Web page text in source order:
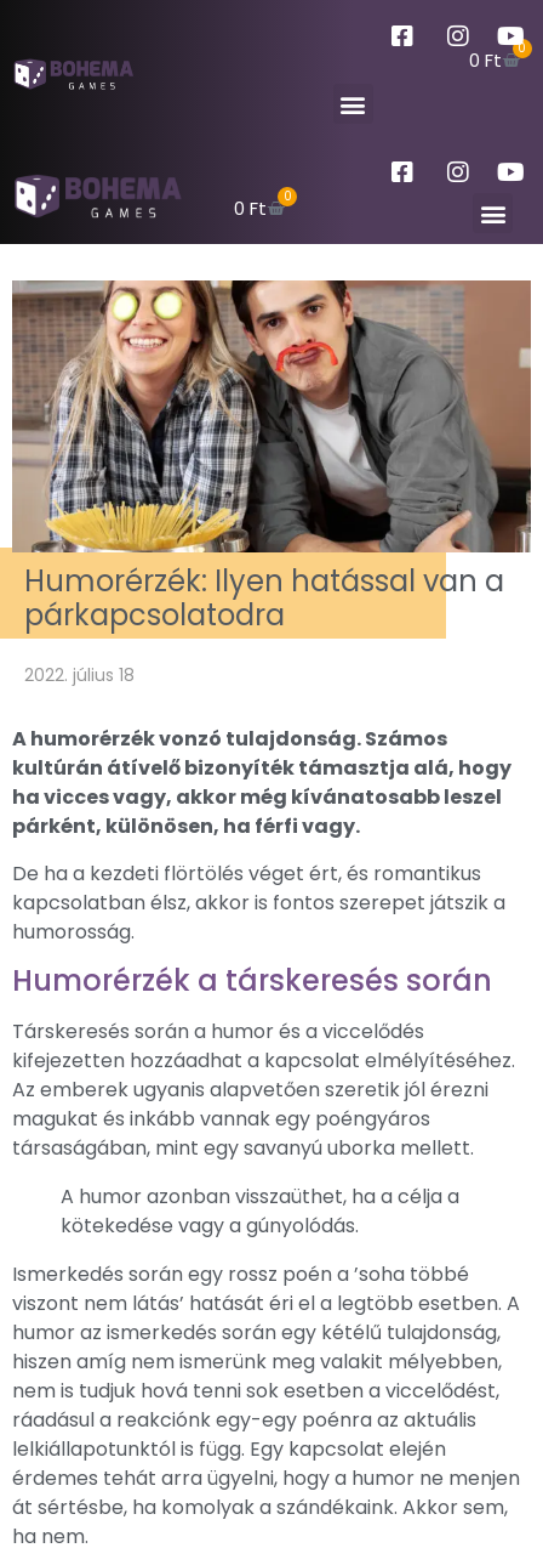
0 Ft 0
0Ft 0
Humorérzék: Ilyen hatással van a
párkapcsolatodra
2022. július 18
A humorérzék vonzó tulajdonság. Számos
kultúrán átívelő bizonyíték támasztja alá, hogy
ha vicces vagy, akkor még kívánatosabb leszel
párként, különösen, ha férfi vagy.
De ha a kezdeti flörtölés véget ért, és romantikus
kapcsolatban élsz, akkor is fontos szerepet játszik a
humorosság.
Humorérzék a társkeresés során
Társkeresés során a humor és a viccelődés
kifejezetten hozzáadhat a kapcsolat elmélyítéséhez.
Az emberek ugyanis alapvetően szeretik jól érezni
magukat és inkább vannak egy poéngyáros
társaságában, mint egy savanyú uborka mellett.
A humor azonban visszaüthet, ha a célja a
kötekedése vagy a gúnyolódás.
Ismerkedés során egy rossz poén a ’soha többé
viszont nem látás’ hatását éri el a legtöbb esetben. A
humor az ismerkedés során egy kétélű tulajdonság,
hiszen amíg nem ismerünk meg valakit mélyebben,
nem is tudjuk hová tenni sok esetben a viccelődést,
ráadásul a reakciónk egy-egy poénra az aktuális
lelkiállapotunktól is függ. Egy kapcsolat elején
érdemes tehát arra ügyelni, hogy a humor ne menjen
át sértésbe, ha komolyak a szándékaink. Akkor sem,
ha nem.